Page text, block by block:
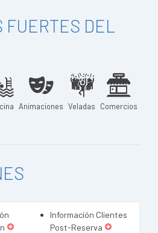
FUERTES DEL
Animaciones Veladas Comercios
Información Clientes
Post-Reserva